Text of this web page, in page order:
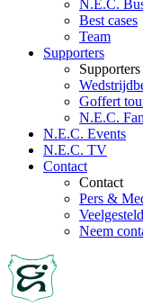
N.E.C.
Best cases
Team
Supporters
Supporters
Goffert
N.E.C.
N.E.C. Events
N.E.C. TV
Contact
Contact
Pers &
Neem